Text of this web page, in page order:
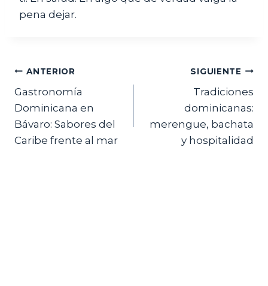
pena dejar.
Navegación
de
entradas
ANTERIOR
Gastronomía
Dominicana en
Bávaro: Sabores del
Caribe frente al mar
SIGUIENTE
Tradiciones
dominicanas:
merengue, bachata
y hospitalidad